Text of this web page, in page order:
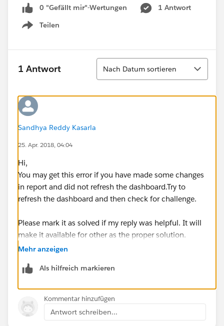
0 "Gefällt mir"-Wertungen
1 Antwort
Teilen
Show menu
1 Antwort
Sortieren
Nach Datum sortieren
Sandhya Reddy Kasarla
25. Apr. 2018, 04:04
Hi,
You may get this error if you have made some changes
in report and did not refresh the dashboard.Try to
refresh the dashboard and then check for challenge.
Please mark it as solved if my reply was helpful. It will
make it available for other as the proper solution.
Sandhya
Mehr anzeigen
Als hilfreich markieren
Kommentar hinzufügen
Antwort schreiben...